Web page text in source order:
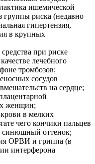
ишемической
группы риска (недавно
гипертензия,
в крупных
при риске
лечебного
тромбозов;
сосудов
на сердце;
женщин;
в мелких
чего кончики пальцев
синюшный оттенок;
ОРВИ и гриппа (в
интерферона